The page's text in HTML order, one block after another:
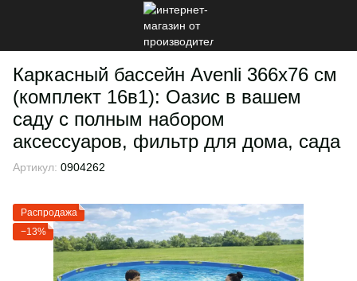
Каркасный бассейн Avenli 366х76 см
(комплект 16в1): Оазис в вашем
саду с полным набором
аксессуаров, фильтр для дома, сада
Артикул: 0904262
Распродажа
−13%